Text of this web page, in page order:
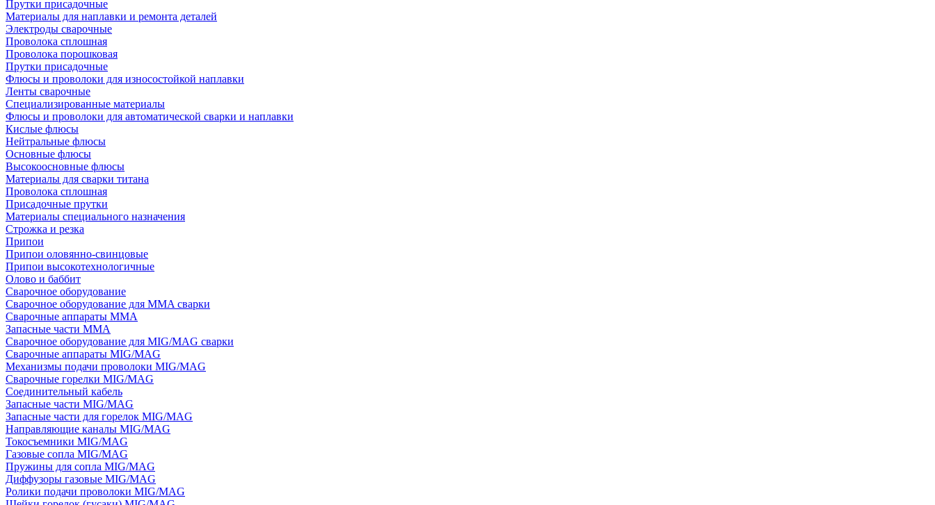
Прутки присадочные
Материалы для наплавки и ремонта деталей
Электроды сварочные
Проволока сплошная
Проволока порошковая
Прутки присадочные
Флюсы и проволоки для износостойкой наплавки
Ленты сварочные
Специализированные материалы
Флюсы и проволоки для автоматической сварки и наплавки
Кислые флюсы
Нейтральные флюсы
Основные флюсы
Высокоосновные флюсы
Материалы для сварки титана
Проволока сплошная
Присадочные прутки
Материалы специального назначения
Строжка и резка
Припои
Припои оловянно-свинцовые
Припои высокотехнологичные
Олово и баббит
Сварочное оборудование
Сварочное оборудование для MMA сварки
Сварочные аппараты MMA
Запасные части MMA
Сварочное оборудование для MIG/MAG сварки
Сварочные аппараты MIG/MAG
Механизмы подачи проволоки MIG/MAG
Сварочные горелки MIG/MAG
Соединительный кабель
Запасные части MIG/MAG
Запасные части для горелок MIG/MAG
Направляющие каналы MIG/MAG
Токосъемники MIG/MAG
Газовые сопла MIG/MAG
Пружины для сопла MIG/MAG
Диффузоры газовые MIG/MAG
Ролики подачи проволоки MIG/MAG